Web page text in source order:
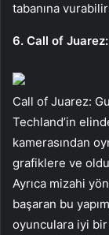
tabanına
6. Call of
Call of Juarez:
Techland’in
kamerasından
grafiklere ve
Ayrıca mizahi
başaran bu
oyunculara iyi